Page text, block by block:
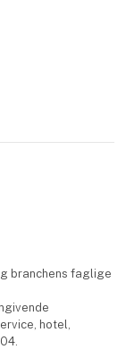
branchens faglige
hotel,